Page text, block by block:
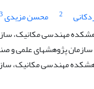
2 محسن مزیدی3
مهندسی مکانیک،
پژوهشهای علمی و
مهندسی مکانیک،